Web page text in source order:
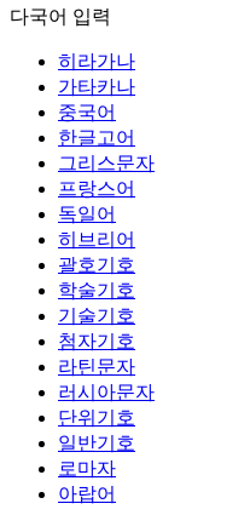
다국어 입력
히라가나
가타카나
중국어
한글고어
그리스문자
프랑스어
독일어
히브리어
괄호기호
학술기호
기술기호
첨자기호
라틴문자
러시아문자
단위기호
일반기호
로마자
아랍어